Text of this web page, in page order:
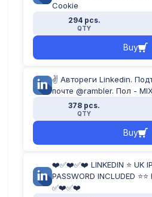
Cookie
294 pcs.
QTY
Buy
✌️ Автореги Linkedin.
почте @rambler. Пол -
378 pcs.
QTY
Buy
❤️✅❤️✅❤️ LINKEDIN ⭐ UK
PASSWORD INCLUDED
✅❤️✅❤️